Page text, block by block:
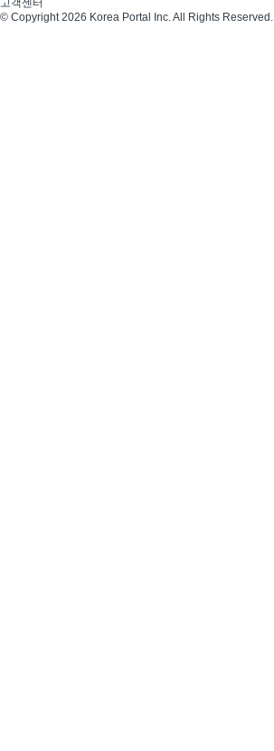
고객센터
© Copyright 2026 Korea Portal Inc. All Rights Reserved.